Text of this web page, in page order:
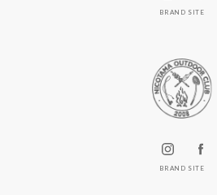
BRAND SITE
BRAND SITE